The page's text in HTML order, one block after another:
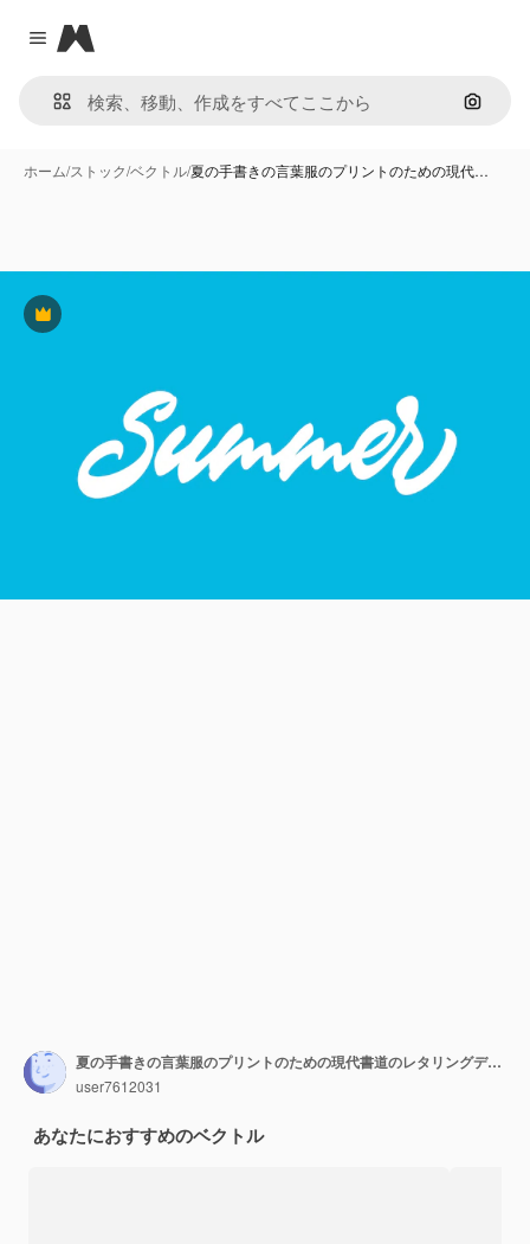
Close menu
Magnific
画像で
ホーム/ストック/ベクトル/夏の手書きの言葉服のプリントのための現代…
Premium
夏の手書きの言葉服のプリントのための現代書道のレタリングデザインTシャツのスローガン夏の手描きのテキストをレタリングスタイルで
user7612031
あなたにおすすめのベクトル